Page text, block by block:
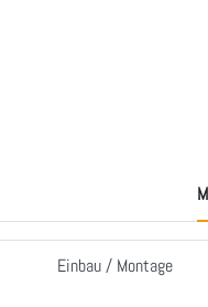
Einbau / Montage